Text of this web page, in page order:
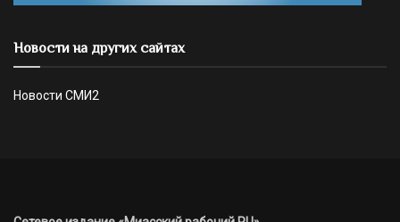
Новости на других сайтах
Новости СМИ2